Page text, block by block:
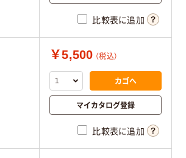
比較表に追加
￥5,500 （税込）
カゴへ
マイカタログ登録
比較表に追加